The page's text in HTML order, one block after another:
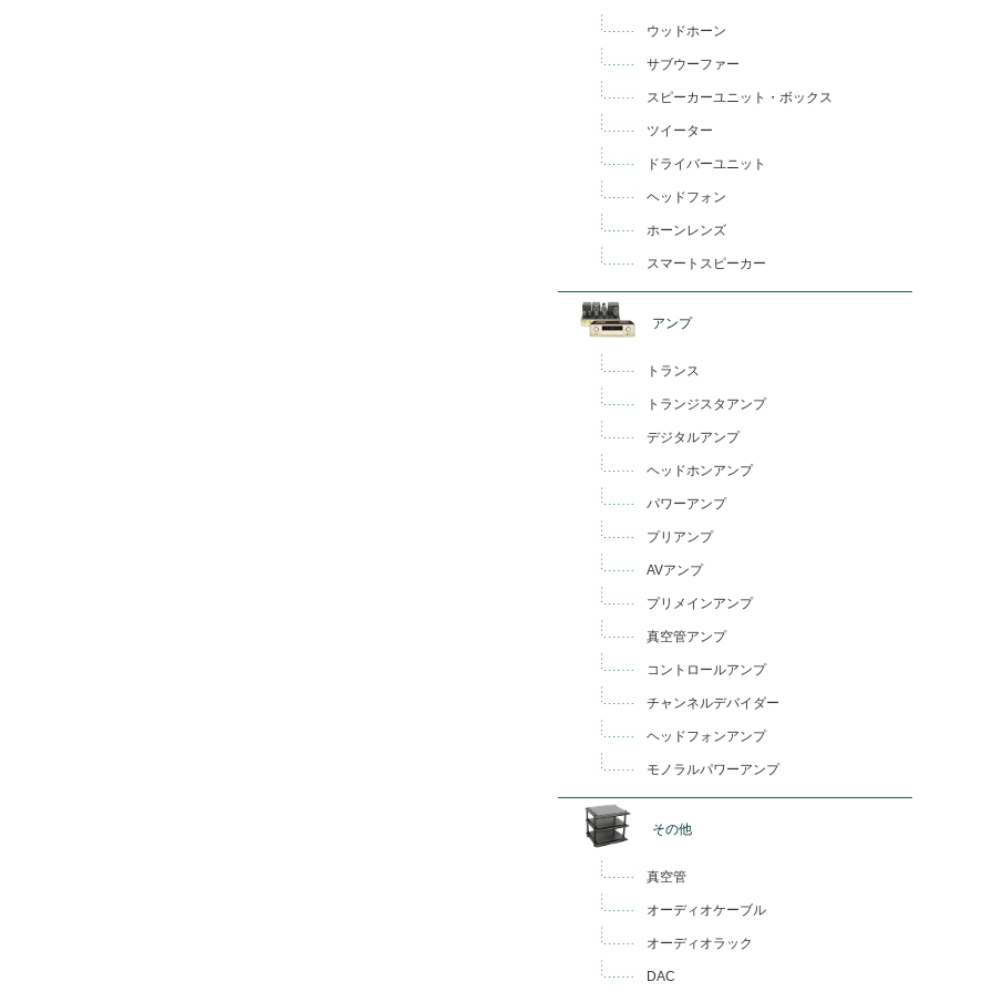
ウッドホーン
サブウーファー
スピーカーユニット・ボックス
ツイーター
ドライバーユニット
ヘッドフォン
ホーンレンズ
スマートスピーカー
アンプ
トランス
トランジスタアンプ
デジタルアンプ
ヘッドホンアンプ
パワーアンプ
プリアンプ
AVアンプ
プリメインアンプ
真空管アンプ
コントロールアンプ
チャンネルデバイダー
ヘッドフォンアンプ
モノラルパワーアンプ
その他
真空管
オーディオケーブル
オーディオラック
DAC